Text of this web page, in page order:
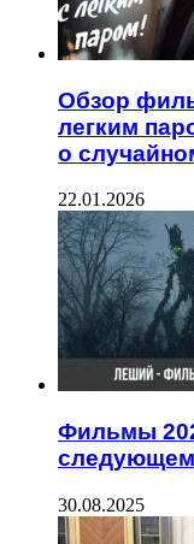
Обзор
легким
о
22.01.2026
Фильмы
следующем
30.08.2025